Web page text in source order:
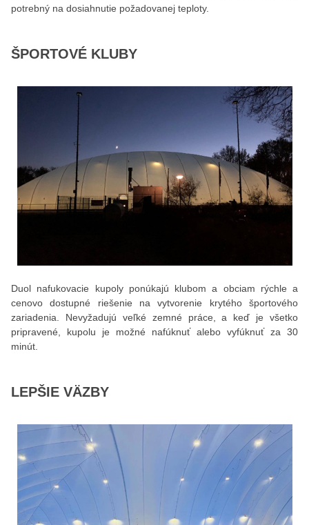
potrebný na dosiahnutie požadovanej teploty.
ŠPORTOVÉ KLUBY
Duol nafukovacie kupoly ponúkajú klubom a obciam rýchle a
cenovo dostupné riešenie na vytvorenie krytého športového
zariadenia. Nevyžadujú veľké zemné práce, a keď je všetko
pripravené, kupolu je možné nafúknuť alebo vyfúknuť za 30
minút.
LEPŠIE VÄZBY